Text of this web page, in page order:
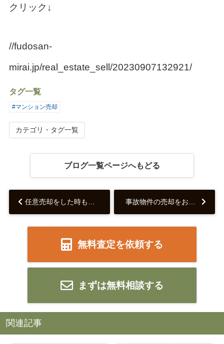
クリック↓
//fudosan-
mirai.jp/real_estate_sell/20230907132921/
タグ一覧
#マンション売却
カテゴリ・タグ一覧
ブログ一覧ページへもどる
無料査定を依頼する
まずは無料相談する
関連記事